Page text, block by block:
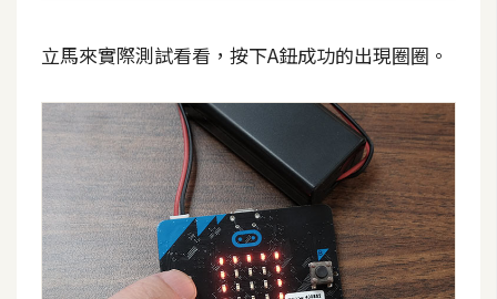
立馬來實際測試看看，按下A鈕成功的出現圈圈。